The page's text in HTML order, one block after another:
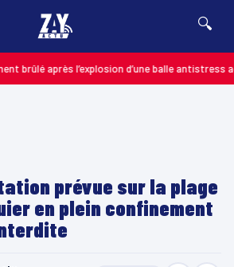
🔍
après l’explosion d’une balle antistress
prévue sur la plage
en plein confinement